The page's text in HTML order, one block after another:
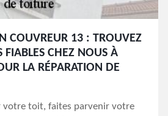
COUVREUR 13 : TROUVEZ
FIABLES CHEZ NOUS À
LA RÉPARATION DE
votre toit, faites parvenir votre